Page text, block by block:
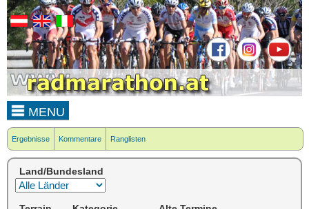
MENU
Ergebnisse Kommentare Ranglisten
Land/Bundesland